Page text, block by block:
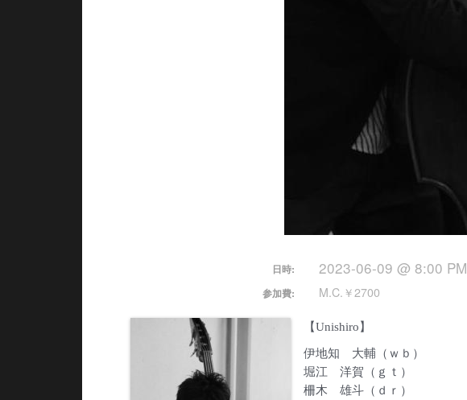
日時: 2023-06-09 @ 8:00 PM
参加費: M.C.￥2700
【Unishiro】
伊地知 大輔（ｗｂ）
堀江 洋賀（ｇｔ）
柵木 雄斗（ｄｒ）